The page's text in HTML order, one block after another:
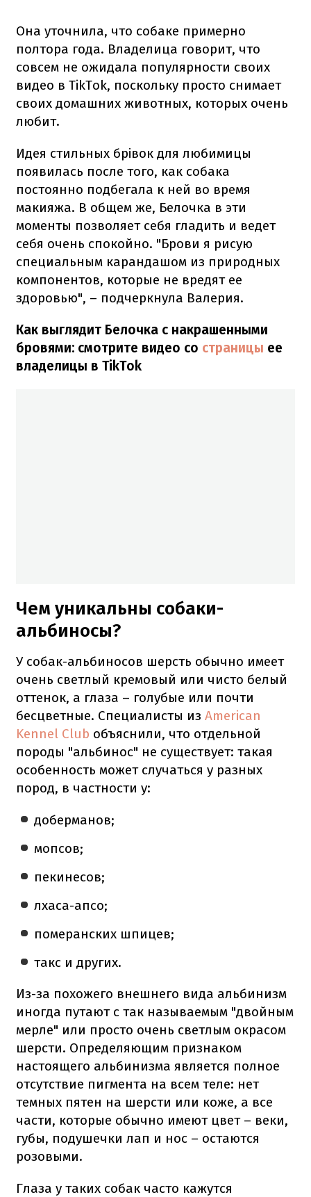
Она уточнила, что собаке примерно
полтора года. Владелица говорит, что
совсем не ожидала популярности своих
видео в TikTok, поскольку просто снимает
своих домашних животных, которых очень
любит.
Идея стильных брівок для любимицы
появилась после того, как собака
постоянно подбегала к ней во время
макияжа. В общем же, Белочка в эти
моменты позволяет себя гладить и ведет
себя очень спокойно. "Брови я рисую
специальным карандашом из природных
компонентов, которые не вредят ее
здоровью", – подчеркнула Валерия.
Как выглядит Белочка с накрашенными
бровями: смотрите видео со страницы ее
владелицы в TikTok
Чем уникальны собаки-
альбиносы?
У собак-альбиносов шерсть обычно имеет
очень светлый кремовый или чисто белый
оттенок, а глаза – голубые или почти
бесцветные. Специалисты из American
Kennel Club объяснили, что отдельной
породы "альбинос" не существует: такая
особенность может случаться у разных
пород, в частности у:
доберманов;
мопсов;
пекинесов;
лхаса-апсо;
померанских шпицев;
такс и других.
Из-за похожего внешнего вида альбинизм
иногда путают с так называемым "двойным
мерле" или просто очень светлым окрасом
шерсти. Определяющим признаком
настоящего альбинизма является полное
отсутствие пигмента на всем теле: нет
темных пятен на шерсти или коже, а все
части, которые обычно имеют цвет – веки,
губы, подушечки лап и нос – остаются
розовыми.
Глаза у таких собак часто кажутся